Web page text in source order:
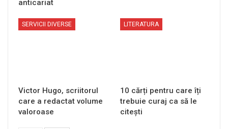
anticariat
SERVICII DIVERSE
Victor Hugo, scriitorul
care a redactat volume
valoroase
LITERATURA
10 cărți pentru care îți
trebuie curaj ca să le
citești